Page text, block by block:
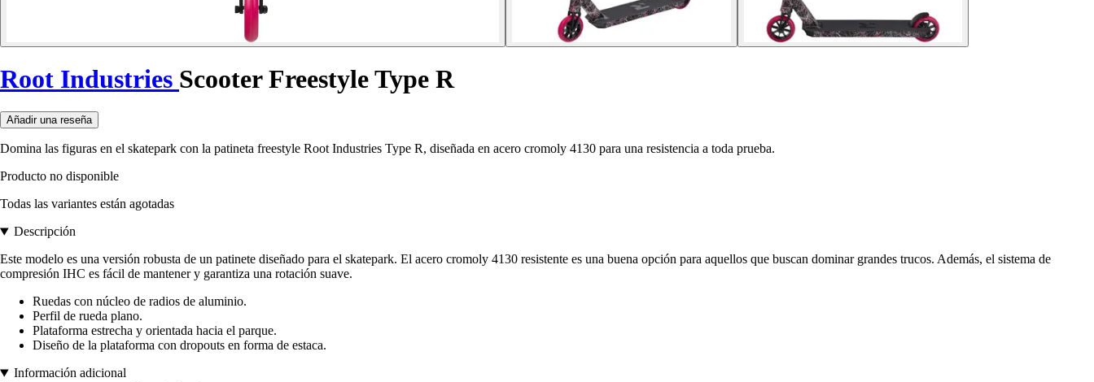
Root Industries Scooter Freestyle Type R
Añadir una reseña
Domina las figuras en el skatepark con la patineta freestyle Root Industries Type R, diseñada en acero cromoly 4130 para una resistencia a toda prueba.
Producto no disponible
Todas las variantes están agotadas
Descripción
Este modelo es una versión robusta de un patinete diseñado para el skatepark. El acero cromoly 4130 resistente es una buena opción para aquellos que buscan dominar grandes trucos. Además, el sistema de
compresión IHC es fácil de mantener y garantiza una rotación suave.
Ruedas con núcleo de radios de aluminio.
Perfil de rueda plano.
Plataforma estrecha y orientada hacia el parque.
Diseño de la plataforma con dropouts en forma de estaca.
Información adicional